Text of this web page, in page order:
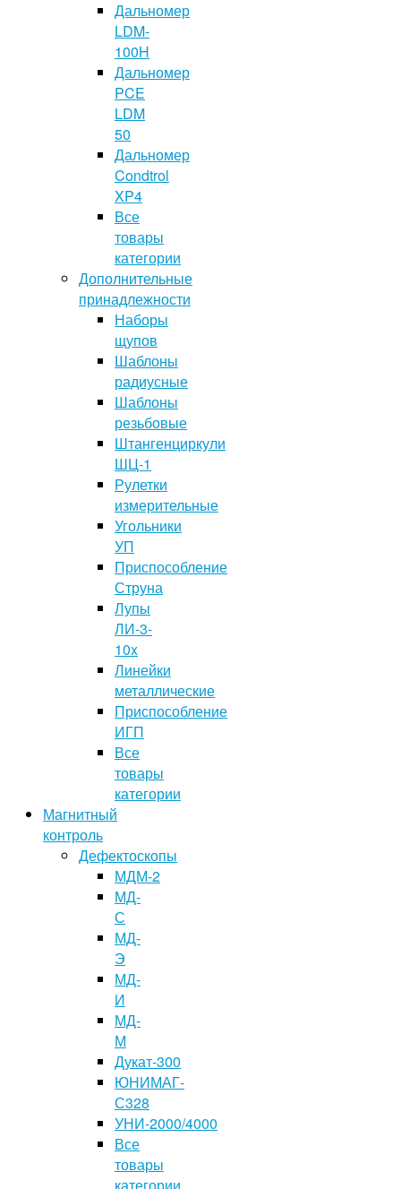
Дальномер
LDM-
100H
Дальномер
PCE
LDM
50
Дальномер
Condtrol
XP4
Все
товары
категории
Дополнительные
принадлежности
Наборы
щупов
Шаблоны
радиусные
Шаблоны
резьбовые
Штангенциркули
ШЦ-1
Рулетки
измерительные
Угольники
УП
Приспособление
Струна
Лупы
ЛИ-3-
10x
Линейки
металлические
Приспособление
ИГП
Все
товары
категории
Магнитный
контроль
Дефектоскопы
МДМ-2
МД-
С
МД-
Э
МД-
И
МД-
М
Дукат-300
ЮНИМАГ-
С328
УНИ-2000/4000
Все
товары